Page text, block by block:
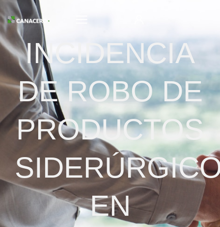
INCIDENCIA
DE ROBO DE
PRODUCTOS
EN